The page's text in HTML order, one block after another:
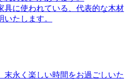
具に使われている、代表的な木材
いたします。
末永く楽しい時間をお過ごしいた